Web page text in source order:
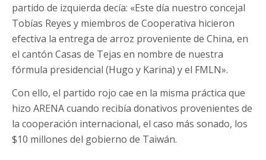
partido de izquierda decía: «Este día nuestro concejal
Tobías Reyes y miembros de Cooperativa hicieron
efectiva la entrega de arroz proveniente de China, en
el cantón Casas de Tejas en nombre de nuestra
fórmula presidencial (Hugo y Karina) y el FMLN».
Con ello, el partido rojo cae en la misma práctica que
hizo ARENA cuando recibía donativos provenientes de
la cooperación internacional, el caso más sonado, los
$10 millones del gobierno de Taiwán.